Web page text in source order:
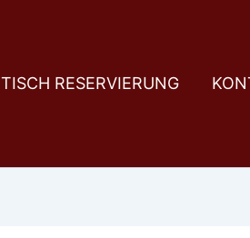
TISCH RESERVIERUNG